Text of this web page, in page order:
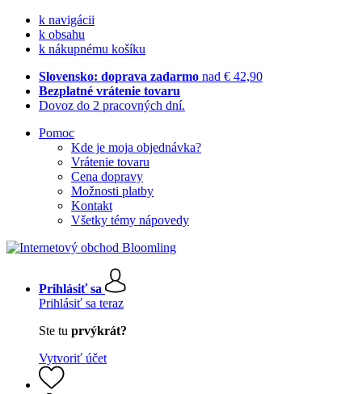
k navigácii
k obsahu
k nákupnému košíku
Slovensko: doprava zadarmo nad € 42,90
Bezplatné vrátenie tovaru
Dovoz do 2 pracovných dní.
Pomoc
Kde je moja objednávka?
Vrátenie tovaru
Cena dopravy
Možnosti platby
Kontakt
Všetky témy nápovedy
Prihlásiť sa
Prihlásiť sa teraz
Ste tu prvýkrát?
Vytvoriť účet